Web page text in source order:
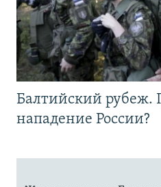
Балтийский рубеж.
нападение России?